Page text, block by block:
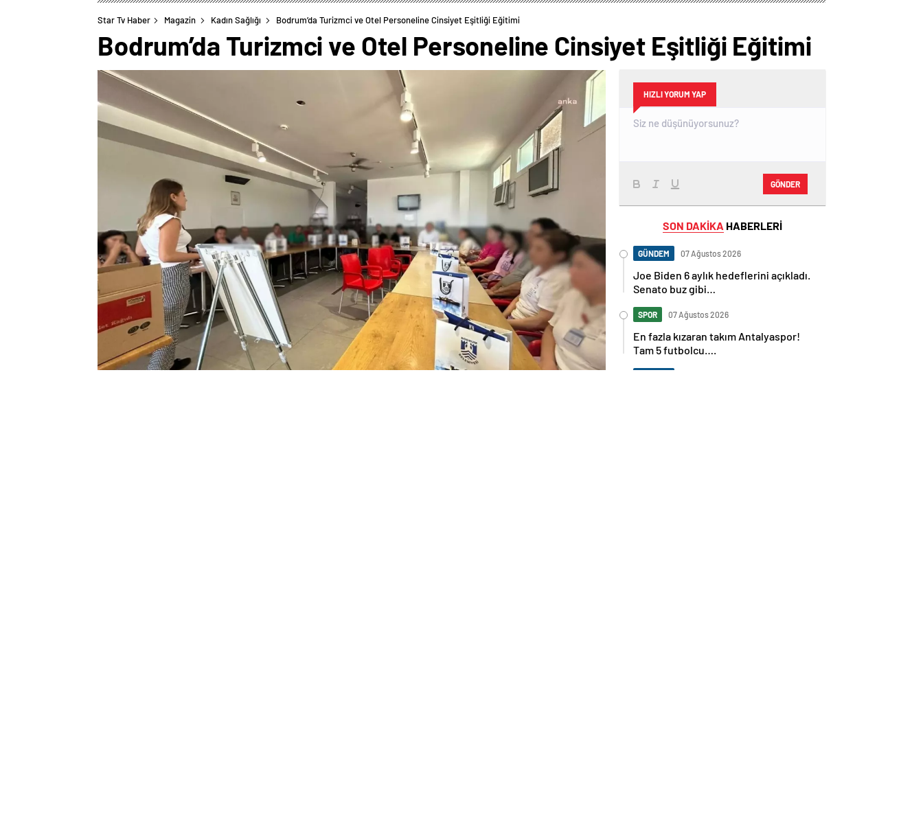
Star Tv Haber Magazin Kadın Sağlığı Bodrum’da Turizmci ve Otel Personeline Cinsiyet Eşitliği Eğitimi
Bodrum’da Turizmci ve Otel Personeline Cinsiyet Eşitliği Eğitimi
HIZLI YORUM YAP
GÖNDER
SON DAKİKA HABERLERİ
GÜNDEM 07 Ağustos 2026
Joe Biden 6 aylık hedeflerini açıkladı.
Senato buz gibi…
SPOR 07 Ağustos 2026
En fazla kızaran takım Antalyaspor!
Tam 5 futbolcu….